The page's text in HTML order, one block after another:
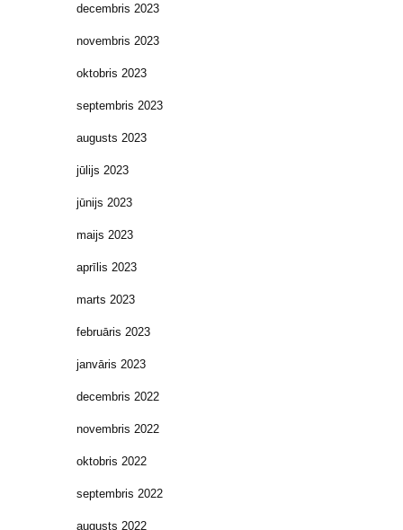
decembris 2023
novembris 2023
oktobris 2023
septembris 2023
augusts 2023
jūlijs 2023
jūnijs 2023
maijs 2023
aprīlis 2023
marts 2023
februāris 2023
janvāris 2023
decembris 2022
novembris 2022
oktobris 2022
septembris 2022
augusts 2022